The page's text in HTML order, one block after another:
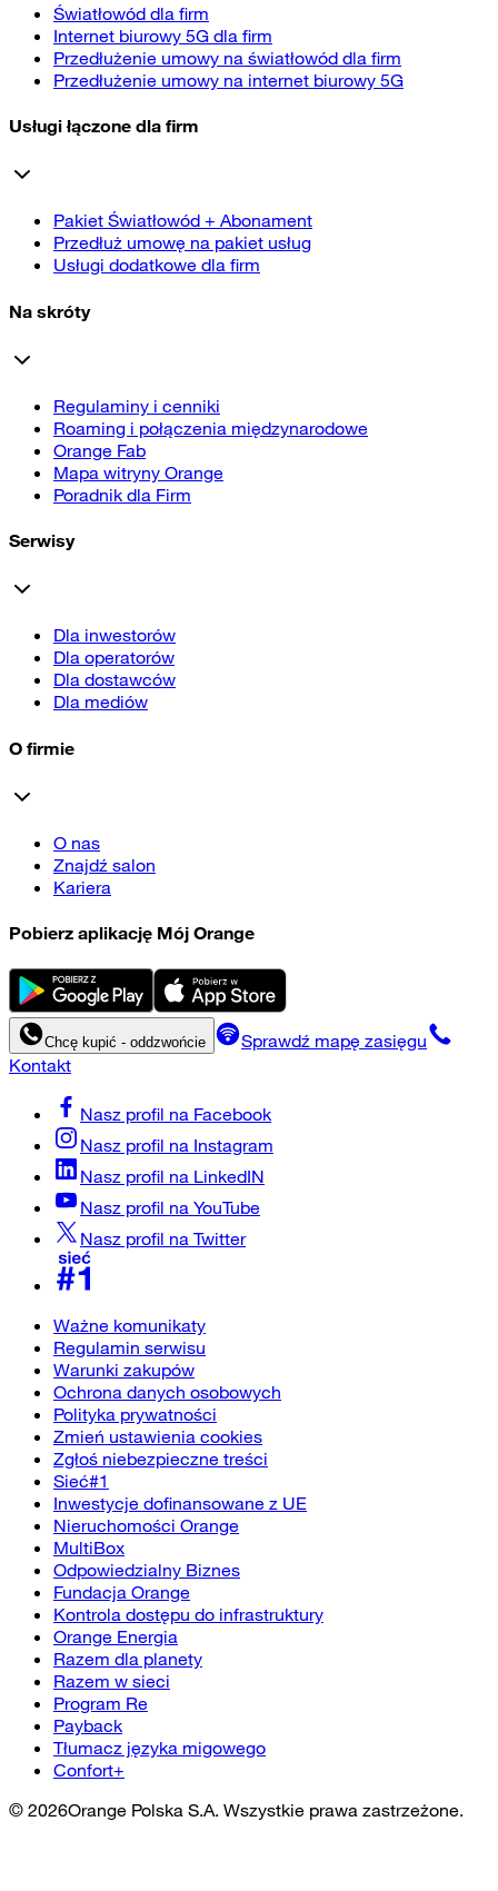
Światłowód dla firm
Internet biurowy 5G dla firm
Przedłużenie umowy na światłowód dla firm
Przedłużenie umowy na internet biurowy 5G
Usługi łączone dla firm
Pakiet Światłowód + Abonament
Przedłuż umowę na pakiet usług
Usługi dodatkowe dla firm
Na skróty
Regulaminy i cenniki
Roaming i połączenia międzynarodowe
Orange Fab
Mapa witryny Orange
Poradnik dla Firm
Serwisy
Dla inwestorów
Dla operatorów
Dla dostawców
Dla mediów
O firmie
O nas
Znajdź salon
Kariera
Pobierz aplikację Mój Orange
Chcę kupić - oddzwońcie
Sprawdź mapę zasięgu
Kontakt
Nasz profil na Facebook
Nasz profil na Instagram
Nasz profil na LinkedIN
Nasz profil na YouTube
Nasz profil na Twitter
Ważne komunikaty
Regulamin serwisu
Warunki zakupów
Ochrona danych osobowych
Polityka prywatności
Zmień ustawienia cookies
Zgłoś niebezpieczne treści
Sieć#1
Inwestycje dofinansowane z UE
Nieruchomości Orange
MultiBox
Odpowiedzialny Biznes
Fundacja Orange
Kontrola dostępu do infrastruktury
Orange Energia
Razem dla planety
Razem w sieci
Program Re
Payback
Tłumacz języka migowego
Confort+
© 2026Orange Polska S.A. Wszystkie prawa zastrzeżone.